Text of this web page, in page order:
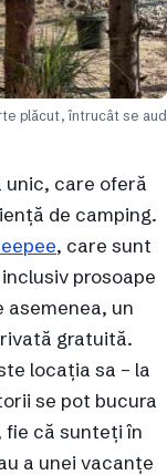
plăcut, întrucât se aud
unic, care oferă
de camping.
, care sunt
prosoape
asemenea, un
gratuită.
locația sa – la
se pot bucura
fie că sunteți în
a unei vacanțe